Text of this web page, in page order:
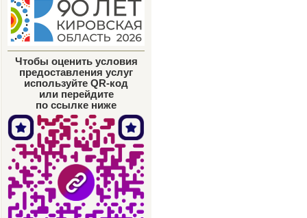
Чтобы оценить условия
предоставления услуг
используйте QR-код
или перейдите
по ссылке ниже